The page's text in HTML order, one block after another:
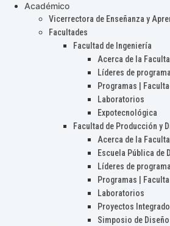
Académico
Vicerrectora de Enseñanza y
Facultades
Facultad de Ingeniería
Acerca de la
Líderes de programa
Programas |
Laboratorios
Expotecnológica
Facultad de Producción y
Acerca de la
Escuela Pública de
Líderes de programa
Programas |
Laboratorios
Proyectos
Simposio de